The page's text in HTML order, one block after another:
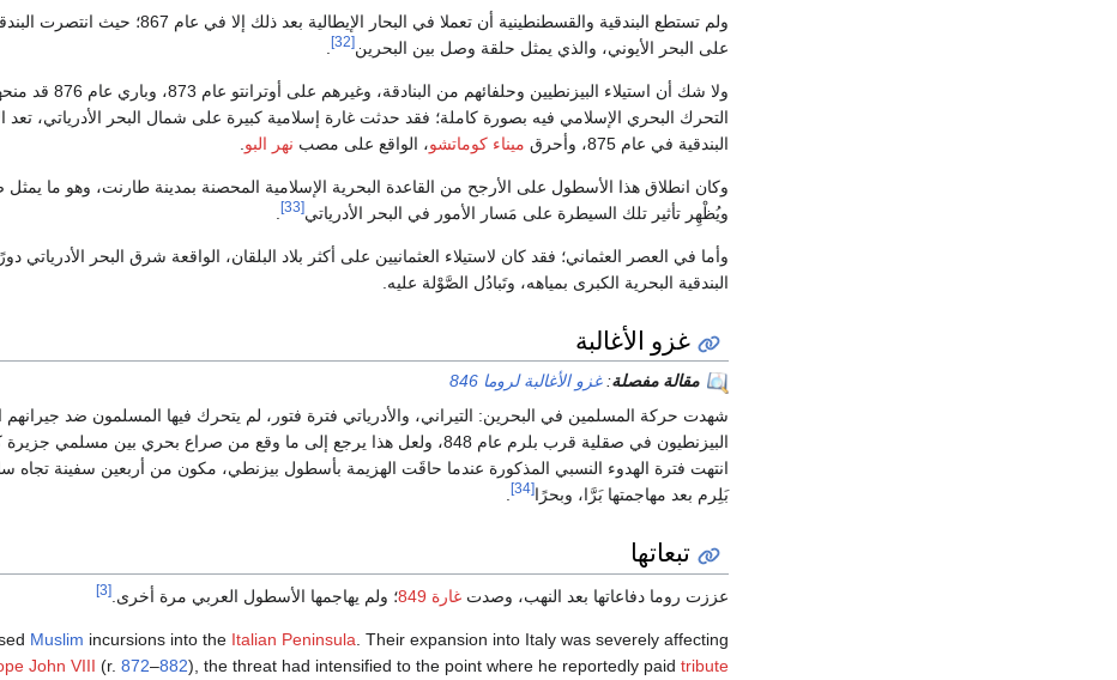
ولم تستطع البندقية والقسطنطينية أن
على البحر الأيوني، والذي يمثل حلقة وصل بين البحرين[32]
ولا شك أن
التحرك البحري الإسلامي فيه بصورة كاملة؛ فقد حدثت غارة إسلامية كبيرة على شمال البحر الأدرياتي،
البندقية في عام 875، وأحرق
ميناء كوماتشو، الواقع على مصب نهر البو
وكان انطلاق هذا الأسطول على الأرجح من القاعدة البحرية الإسلامية المحصنة بمدينة طارنت، وهو ما
ويُظْهِر تأثير تلك السيطرة على مَسار الأمور في البحر الأدرياتي[33]
وأما في العصر العثماني؛ فقد كان لاستيلاء العثمانيين على أكثر بلاد البلقان، الواقعة شرق البحر
البندقية البحرية الكبرى بمياهه، وتَبادُل الصَّوْلة عليه.
غزو الأغالبة
مقالة مفصلة:غزو الأغالبة لروما 846
شهدت حركة المسلمين في البحرين: التيراني، والأدرياتي فترة فتور، لم يتحرك فيها المسلمون ضد
البيزنطيون في صقلية قرب بلرم عام 848، ولعل هذا يرجع إلى ما وقع من صراع
انتهت فترة الهدوء النسبي المذكورة عندما حاقَت الهزيمة بأسطول بيزنطي، مكون من أربعين سفينة تجاه
بَلِرم بعد مهاجمتها بَرَّا، وبحرًا[34]
.
تبعاتها
عززت روما دفاعاتها بعد النهب، وصدت غارة 849 ؛ ولم يهاجمها الأسطول العربي مرة أخرى. [3]
Muslim incursions into the Italian Peninsula . Their expansion into Italy was severely affecting
John VIII (r. 872–882), the threat had intensified to the point where he reportedly paid tribute